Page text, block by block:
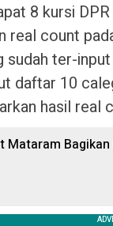
8 kursi
real count
sudah ter-
daftar 10
hasil real
Mataram